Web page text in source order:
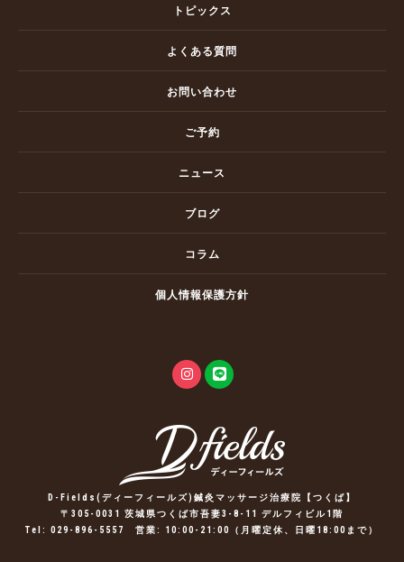
トピックス
よくある質問
お問い合わせ
ご予約
ニュース
ブログ
コラム
個人情報保護方針
D-Fields(ディーフィールズ)鍼灸マッサージ治療院【つくば】
〒305-0031 茨城県つくば市吾妻3-8-11 デルフィビル1階
Tel: 029-896-5557 営業: 10:00-21:00（月曜定休、日曜18:00まで）